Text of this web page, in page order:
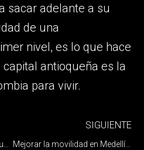
sacar adelante a su
de una
nivel, es lo que hace
antioqueña es la
para vivir.
Consejos para arrancar en subida
SIGUIENTE
Mejorar la movilidad en Medellín es trabajo de todos